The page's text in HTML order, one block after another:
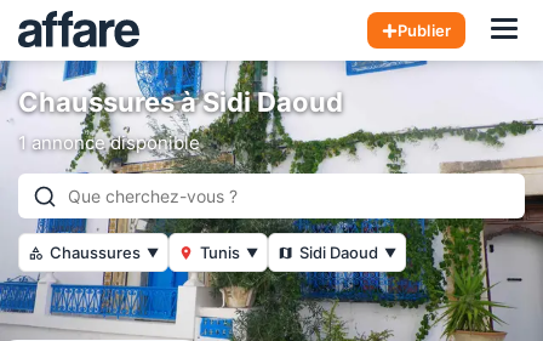
Publier
Chaussures à Sidi Daoud
1 annonce disponible
Chaussures ▼ Tunis ▼ Sidi Daoud ▼